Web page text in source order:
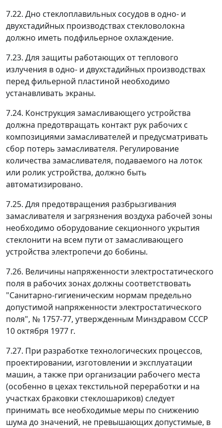
7.22. Дно стеклоплавильных сосудов в одно- и
двухстадийных производствах стекловолокна
должно иметь подфильерное охлаждение.
7.23. Для защиты работающих от теплового
излучения в одно- и двухстадийных производствах
перед фильерной пластиной необходимо
устанавливать экраны.
7.24. Конструкция замасливающего устройства
должна предотвращать контакт рук рабочих с
композициями замасливателей и предусматривать
сбор потерь замасливателя. Регулирование
количества замасливателя, подаваемого на лоток
или ролик устройства, должно быть
автоматизировано.
7.25. Для предотвращения разбрызгивания
замасливателя и загрязнения воздуха рабочей зоны
необходимо оборудование секционного укрытия
стеклонити на всем пути от замасливающего
устройства электропечи до бобины.
7.26. Величины напряженности электростатического
поля в рабочих зонах должны соответствовать
"Санитарно-гигиеническим нормам предельно
допустимой напряженности электростатического
поля", № 1757-77, утвержденным Минздравом СССР
10 октября 1977 г.
7.27. При разработке технологических процессов,
проектировании, изготовлении и эксплуатации
машин, а также при организации рабочего места
(особенно в цехах текстильной переработки и на
участках браковки стеклошариков) следует
принимать все необходимые меры по снижению
шума до значений, не превышающих допустимые, в